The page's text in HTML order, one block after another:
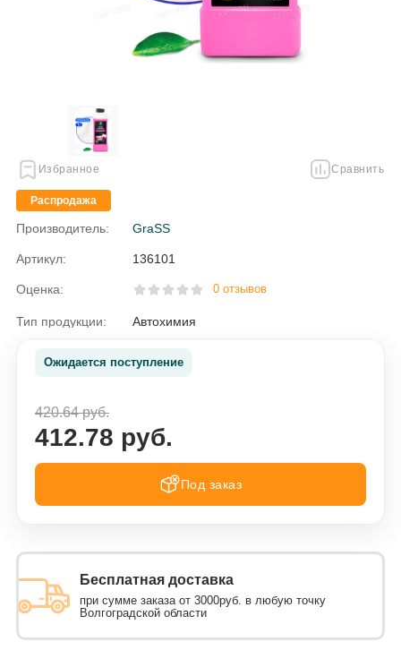
Избранное Сравнить
Распродажа
Производитель: GraSS
Артикул: 136101
Оценка: 0 отзывов
Тип продукции: Автохимия
Ожидается поступление
420.64 руб.
412.78 руб.
Под заказ
Бесплатная доставка
при сумме заказа от 3000руб. в любую точку
Волгоградской области